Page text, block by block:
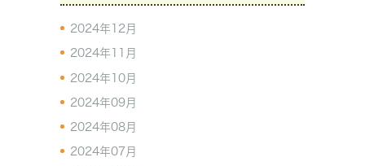
2024年12月
2024年11月
2024年10月
2024年09月
2024年08月
2024年07月